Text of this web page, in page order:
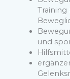
Training
und